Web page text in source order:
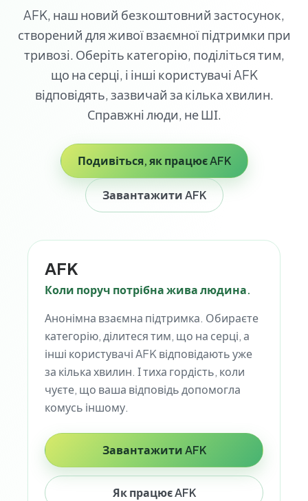
AFK, наш новий безкоштовний застосунок,
створений для живої взаємної підтримки при
тривозі. Оберіть категорію, поділіться тим,
що на серці, і інші користувачі AFK
відповідять, зазвичай за кілька хвилин.
Справжні люди, не ШІ.
Подивіться, як працює AFK
Завантажити AFK
AFK
Коли поруч потрібна жива людина.
Анонімна взаємна підтримка. Обираєте
категорію, ділитеся тим, що на серці, а
інші користувачі AFK відповідають уже
за кілька хвилин. І тиха гордість, коли
чуєте, що ваша відповідь допомогла
комусь іншому.
Завантажити AFK
Як працює AFK